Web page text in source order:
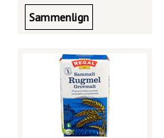
Sammenlign